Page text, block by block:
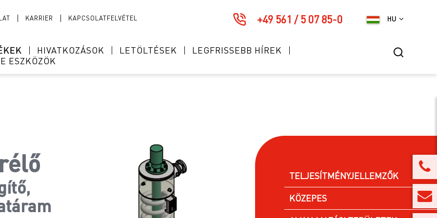
KARRIER KAPCSOLATFELVÉTEL HU
+49 561 / 5 07 85-0
HIVATKOZÁSOK LETÖLTÉSEK
LEGFRISSEBB HÍREK
ESZKÖZÖK
TELJESÍTMÉNYJELLEMZŐK
KÖZEPES